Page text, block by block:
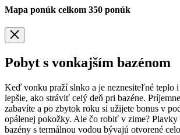
Mapa ponúk celkom 350 ponúk
Pobyt s vonkajším bazénom
Keď vonku praží slnko a je neznesiteľné teplo
lepšie, ako stráviť celý deň pri bazéne.
zabavíte a po zbytok roku si užijete bonus v
opálenej pokožky. Ale čo robiť v zime? Plavky
bazény s termálnou vodou bývajú otvorené